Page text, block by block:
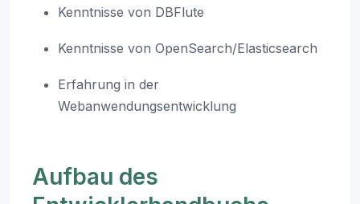
Kenntnisse von DBFlute
Kenntnisse von OpenSearch/Elasticsearch
Erfahrung in der
Webanwendungsentwicklung
Aufbau des